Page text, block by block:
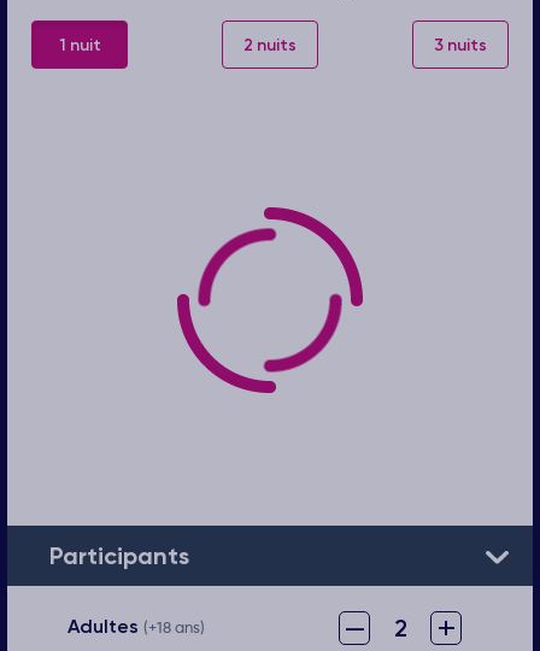
1 nuit 2 nuits 3 nuits
Participants
Adultes (+18 ans) – 2 +